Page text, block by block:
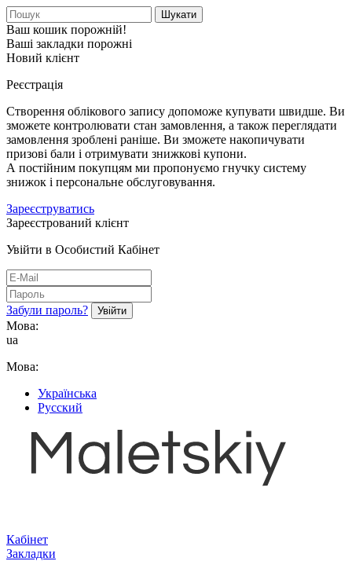
Шукати
Ваш кошик порожній!
Ваші закладки порожні
Новий клієнт
Реєстрація
Створення облікового запису допоможе купувати швидше. Ви
зможете контролювати стан замовлення, а також переглядати
замовлення зроблені раніше. Ви зможете накопичувати
призові бали і отримувати знижкові купони.
А постійним покупцям ми пропонуємо гнучку систему
знижок і персональне обслуговування.
Зареєструватись
Зареєстрований клієнт
Увійти в Особистий Кабінет
Забули пароль?
Мова:
ua
Мова:
Українська
Русский
Кабінет
Закладки